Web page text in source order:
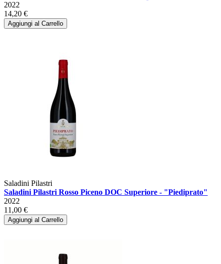
2022
14,20 €
Aggiungi al Carrello
Saladini Pilastri
Saladini Pilastri Rosso Piceno DOC Superiore - "Piediprato"
2022
11,00 €
Aggiungi al Carrello